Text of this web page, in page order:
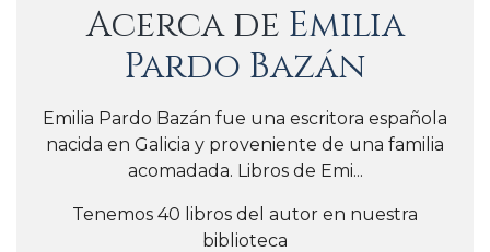
Acerca de Emilia
Pardo Bazán
Emilia Pardo Bazán fue una escritora española
nacida en Galicia y proveniente de una familia
acomadada. Libros de Emi...
Tenemos 40 libros del autor en nuestra
biblioteca